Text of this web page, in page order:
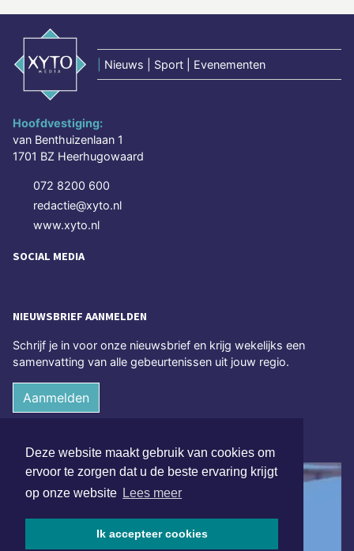
Deze website maakt gebruik van cookies om
ervoor te zorgen dat u de beste ervaring krijgt
op onze website Lees meer
Ik accepteer cookies
Nieuws | Sport | Evenementen
Hoofdvestiging:
van Benthuizenlaan 1
1701 BZ Heerhugowaard
072 8200 600
redactie@xyto.nl
www.xyto.nl
SOCIAL MEDIA
NIEUWSBRIEF AANMELDEN
Schrijf je in voor onze nieuwsbrief en krijg wekelijks een
samenvatting van alle gebeurtenissen uit jouw regio.
Aanmelden